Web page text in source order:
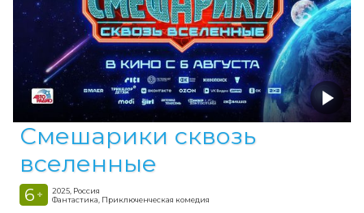
Смешарики сквозь
вселенные
6 +
2025, Россия
Фантастика, Приключенческая комедия